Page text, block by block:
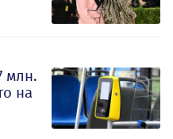
млн.
на